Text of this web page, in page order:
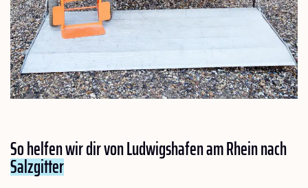
So helfen wir dir von Ludwigshafen am Rhein nach
Salzgitter